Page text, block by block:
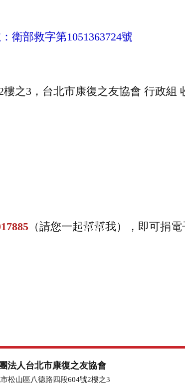
衛部救字第1051363724號
之3，台北市康復之友協會 行政組
（請您一起幫幫我），即可捐
法人台北市康復之友協會
松山區八德路四段604號2樓之3